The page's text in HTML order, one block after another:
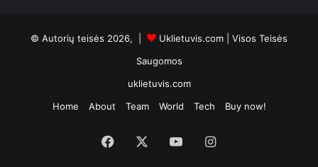
© Autorių teisės 2026, | Uklietuvis.com | Visos Teisės
Saugomos
uklietuvis.com
Home
About Team World Tech Buy now!
Facebook YouTubeInstagram